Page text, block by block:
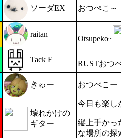
ソーダEX おつぺこ～
raitan
Otsupeko~
Tack F
RUSTおつ
きゅー おつぺこー
壊れかけの
ギター
今日も楽し
縦上手かっ
な場所の探